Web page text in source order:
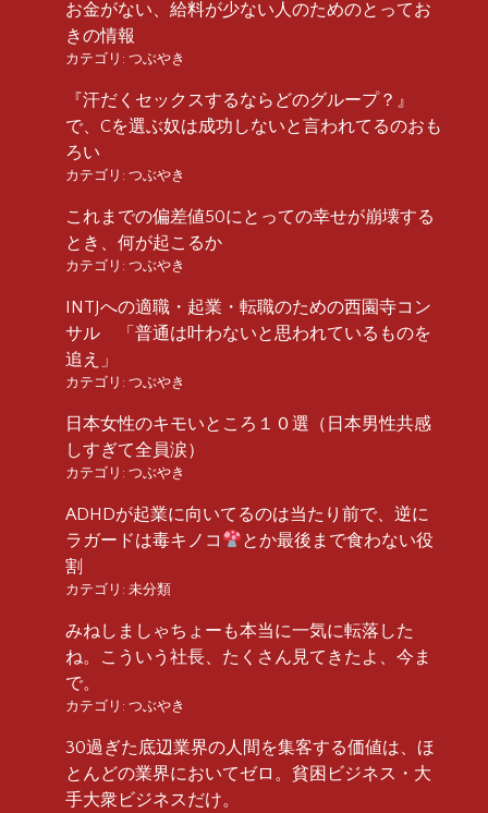
お金がない、給料が少ない人のためのとってお
きの情報
カテゴリ: つぶやき
『汗だくセックスするならどのグループ？』
で、Cを選ぶ奴は成功しないと言われてるのおも
ろい
カテゴリ: つぶやき
これまでの偏差値50にとっての幸せが崩壊する
とき、何が起こるか
カテゴリ: つぶやき
INTJへの適職・起業・転職のための西園寺コン
サル 「普通は叶わないと思われているものを
追え」
カテゴリ: つぶやき
日本女性のキモいところ１０選（日本男性共感
しすぎて全員涙）
カテゴリ: つぶやき
ADHDが起業に向いてるのは当たり前で、逆に
ラガードは毒キノコ
とか最後まで食わない役
割
カテゴリ: 未分類
みねしましゃちょーも本当に一気に転落した
ね。こういう社長、たくさん見てきたよ、今ま
で。
カテゴリ: つぶやき
30過ぎた底辺業界の人間を集客する価値は、ほ
とんどの業界においてゼロ。貧困ビジネス・大
手大衆ビジネスだけ。